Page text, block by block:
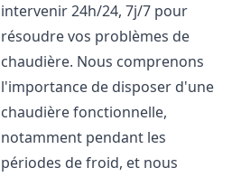
intervenir 24h/24, 7j/7 pour
résoudre vos problèmes de
chaudière. Nous comprenons
l'importance de disposer d'une
chaudière fonctionnelle,
notamment pendant les
périodes de froid, et nous